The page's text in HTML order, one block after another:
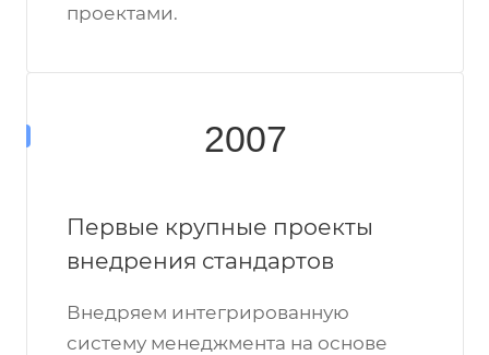
проектами.
2007
Первые крупные проекты
внедрения стандартов
Внедряем интегрированную
систему менеджмента на основе